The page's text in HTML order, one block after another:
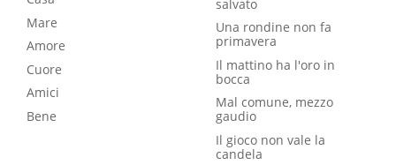
Mare
Amore
Cuore
Amici
Bene
salvato
Una rondine non fa
primavera
Il mattino ha l'oro in
bocca
Mal comune, mezzo
gaudio
Il gioco non vale la
candela